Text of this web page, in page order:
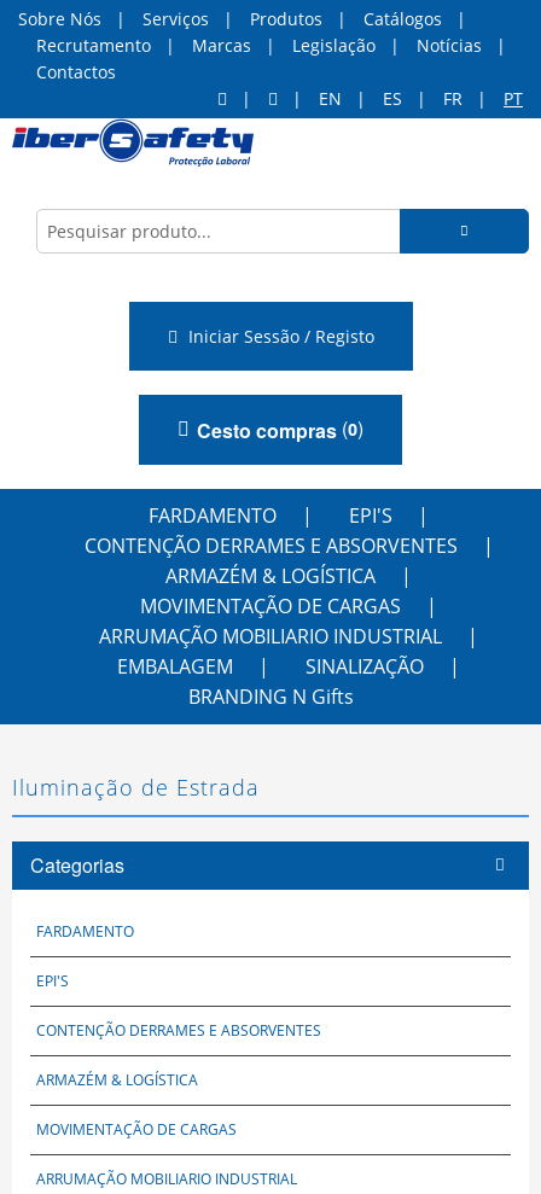
Sobre Nós Serviços Produtos
Catálogos
Recrutamento
Marcas Legislação
Notícias
Contactos
EN
ES FR PT
Iniciar Sessão / Registo
Cesto compras (0)
FARDAMENTO
EPI'S
CONTENÇÃO DERRAMES E ABSORVENTES
ARMAZÉM & LOGÍSTICA
MOVIMENTAÇÃO DE CARGAS
ARRUMAÇÃO MOBILIARIO INDUSTRIAL
EMBALAGEM
SINALIZAÇÃO
BRANDING N Gifts
Iluminação de Estrada
Categorias
FARDAMENTO
EPI'S
CONTENÇÃO DERRAMES E ABSORVENTES
ARMAZÉM & LOGÍSTICA
MOVIMENTAÇÃO DE CARGAS
ARRUMAÇÃO MOBILIARIO INDUSTRIAL